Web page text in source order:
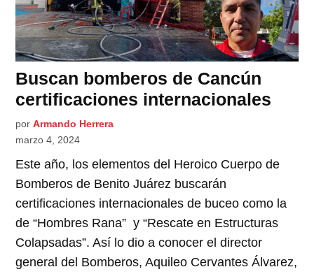
Buscan bomberos de Cancún
certificaciones internacionales
por Armando Herrera
marzo 4, 2024
Este año, los elementos del Heroico Cuerpo de
Bomberos de Benito Juárez buscarán
certificaciones internacionales de buceo como la
de “Hombres Rana” y “Rescate en Estructuras
Colapsadas”. Así lo dio a conocer el director
general del Bomberos, Aquileo Cervantes Álvarez,